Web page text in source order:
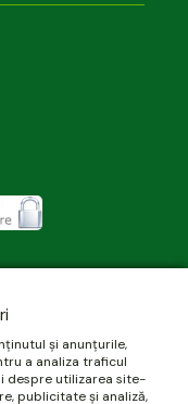
și anunțurile,
a analiza traficul
despre utilizarea site-
publicitate și analiză,